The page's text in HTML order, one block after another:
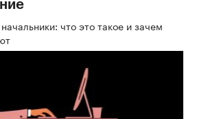
что это такое и зачем